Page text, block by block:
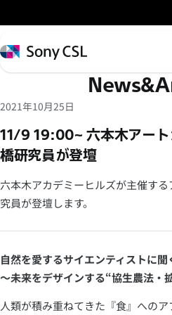
イ
ン
コ
テ
ツ
へ
キ
ッ
プ
Sony
CSL
2021年10月25日
11/9 19:00~ 六本木アー
橋研究員が登壇
六本木アカデミーヒルズが主催す
究員が登壇します。
自然を愛するサイエンティストに聞
〜未来をデザインする“協生農法・
人類が積み重ねてきた『食』への